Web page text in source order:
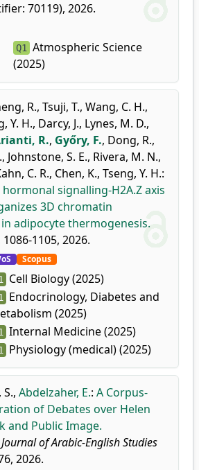
70119), 2026.
Q1 Atmospheric Science
(2025)
R., Tsuji, T., Wang, C. H.,
Y. H., Darcy, J., Lynes, M. D.,
R., Győry, F., Dong, R.,
, Johnstone, S. E., Rivera, M. N.,
C. R., Chen, K., Tseng, Y. H.:
signalling-H2A.Z axis
3D chromatin
adipocyte thermogenesis.
1086-1105, 2026.
Scopus
Cell Biology (2025)
Endocrinology, Diabetes and
(2025)
Internal Medicine (2025)
Physiology (medical) (2025)
, Abdelzaher, E.: A Corpus-
of Debates over Helen
and Public Image.
of Arabic-English Studies
2026.